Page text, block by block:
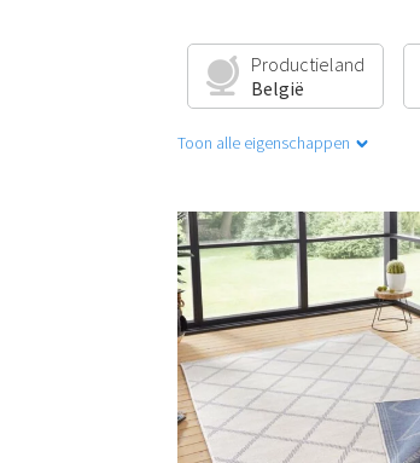
Productieland
België
Toon alle eigenschappen